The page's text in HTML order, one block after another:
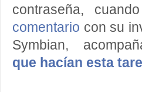
contraseña,
comentario con su
Symbian,
que hacían esta